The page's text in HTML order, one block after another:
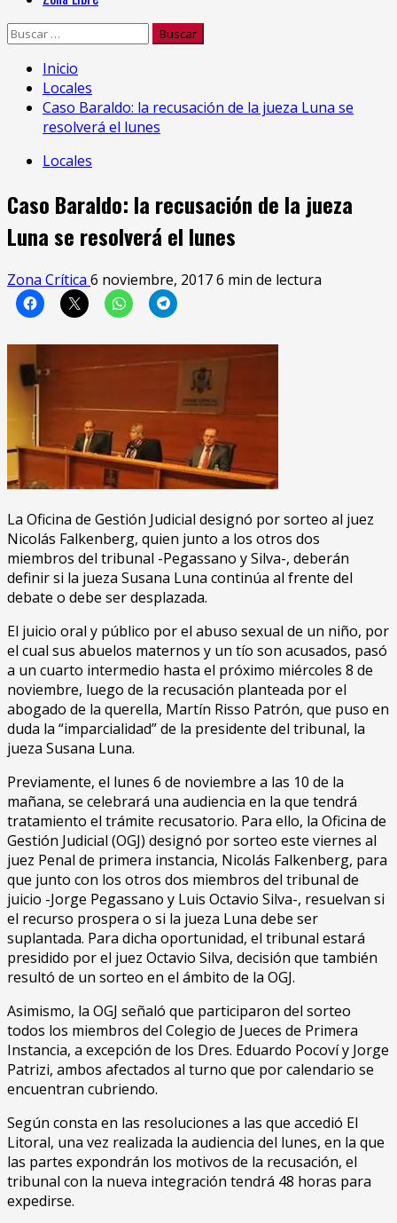
Buscar:
Inicio
Locales
Caso Baraldo: la recusación de la jueza Luna se
resolverá el lunes
Locales
Caso Baraldo: la recusación de la jueza
Luna se resolverá el lunes
Zona Crítica 6 noviembre, 20176 min de lectura
La Oficina de Gestión Judicial designó por sorteo al juez
Nicolás Falkenberg, quien junto a los otros dos
miembros del tribunal -Pegassano y Silva-, deberán
definir si la jueza Susana Luna continúa al frente del
debate o debe ser desplazada.
El juicio oral y público por el abuso sexual de un niño, por
el cual sus abuelos maternos y un tío son acusados, pasó
a un cuarto intermedio hasta el próximo miércoles 8 de
noviembre, luego de la recusación planteada por el
abogado de la querella, Martín Risso Patrón, que puso en
duda la “imparcialidad” de la presidente del tribunal, la
jueza Susana Luna.
Previamente, el lunes 6 de noviembre a las 10 de la
mañana, se celebrará una audiencia en la que tendrá
tratamiento el trámite recusatorio. Para ello, la Oficina de
Gestión Judicial (OGJ) designó por sorteo este viernes al
juez Penal de primera instancia, Nicolás Falkenberg, para
que junto con los otros dos miembros del tribunal de
juicio -Jorge Pegassano y Luis Octavio Silva-, resuelvan si
el recurso prospera o si la jueza Luna debe ser
suplantada. Para dicha oportunidad, el tribunal estará
presidido por el juez Octavio Silva, decisión que también
resultó de un sorteo en el ámbito de la OGJ.
Asimismo, la OGJ señaló que participaron del sorteo
todos los miembros del Colegio de Jueces de Primera
Instancia, a excepción de los Dres. Eduardo Pocoví y Jorge
Patrizi, ambos afectados al turno que por calendario se
encuentran cubriendo.
Según consta en las resoluciones a las que accedió El
Litoral, una vez realizada la audiencia del lunes, en la que
las partes expondrán los motivos de la recusación, el
tribunal con la nueva integración tendrá 48 horas para
expedirse.